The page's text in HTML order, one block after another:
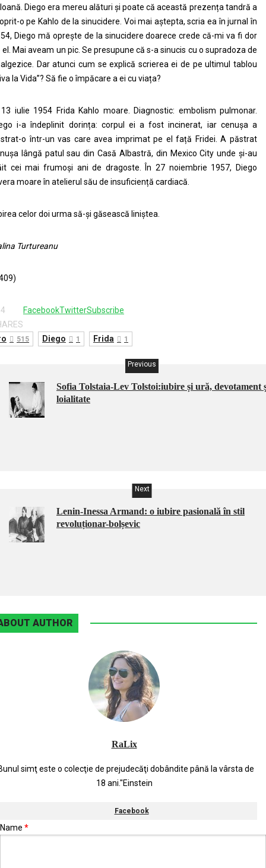
Diego era mereu alături și poate că această prezența tandră a
o pe Kahlo de la sinucidere. Voi mai aștepta, scria ea în jurnal în
Diego mă oprește de la sinucidere doarece crede că-mi va fi dor
el. Mai aveam un pic. Se presupune că s-a sinucis cu o supradoza de
Dar atunci cum se explică scrierea ei de pe ultimul tablou
la Vida”? Să fie o împăcare a ei cu viața?
iulie 1954 Frida Kahlo moare. Diagnostic: embolism pulmonar.
i-a îndeplinit dorința: corpul ei a fost incinerat, iar cenușa a
o într-un vas care avea imprimat pe el față Fridei. A păstrat
lângă patul sau din Casă Albastră, din Mexico City unde și-au
cei mai frumoși ani de dragoste. În 27 noiembrie 1957, Diego
moare în atelierul său de insuficiență cardiacă.
celor doi urma să-și găsească liniștea.
Turtureanu
FacebookTwitterSubscribe
515 Diego 1 Frida 1
Previous
Sofia Tolstaia-Lev Tolstoi:iubire și ură, devotament
loialitate
Next
Lenin-Inessa Armand: o iubire pasională în stil
revoluționar-bolșevic
AUTHOR
RaLix
simţ este o colecţie de prejudecăţi dobândite până la vârsta de
18 ani."Einstein
Facebook
Name *